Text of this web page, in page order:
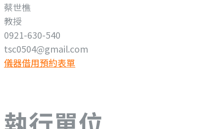
蔡世樵
教授
0921-630-540
tsc0504@gmail.com
儀器借用預約表單